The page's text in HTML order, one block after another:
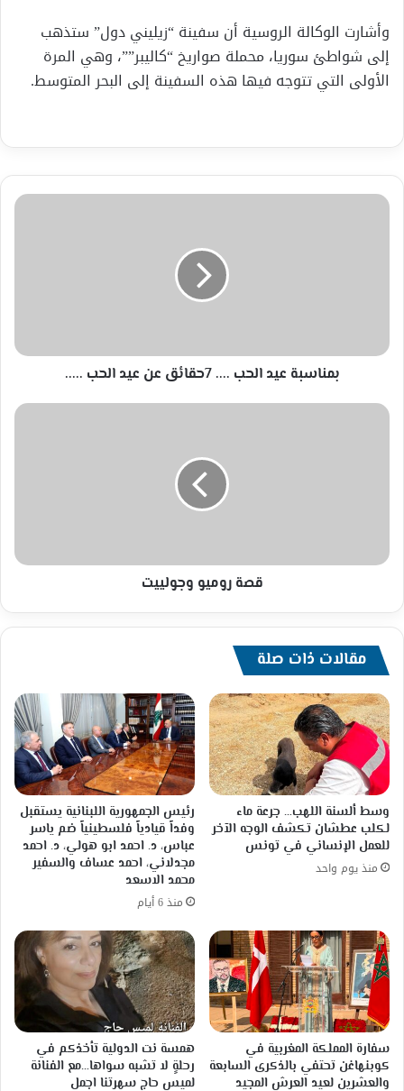
وأشارت الوكالة الروسية أن سفينة “زيليني دول” ستذهب
إلى شواطئ سوريا، محملة صواريخ “كاليبر””، وهي المرة
الأولى التي تتوجه فيها هذه السفينة إلى البحر المتوسط.
بمناسبة
.....
بمناسبة عيد الحب .... 7حقائق عن عيد الحب .....
قصة
قصة روميو وجولييت
مقالات ذات صلة
وسط ألسنة اللهب… جرعة ماء
لكلب عطشان تكشف الوجه الآخر
للعمل الإنساني في تونس
منذ يوم واحد
رئيس الجمهورية اللبنانية يستقبل
وفداً قيادياً فلسطينياً ضم ياسر
عباس، د. احمد ابو هولي، د. احمد
مجدلاني، احمد عساف والسفير
محمد الاسعد
منذ 6 أيام
سفارة المملكة المغربية في
كوبنهاغن تحتفي بالذكرى السابعة
والعشرين لعيد العرش المجيد
همسة نت الدولية تأخذكم في
رحلةٍ لا تشبه سواها…مع الفنانة
لميس حاج سهرتنا اجمل